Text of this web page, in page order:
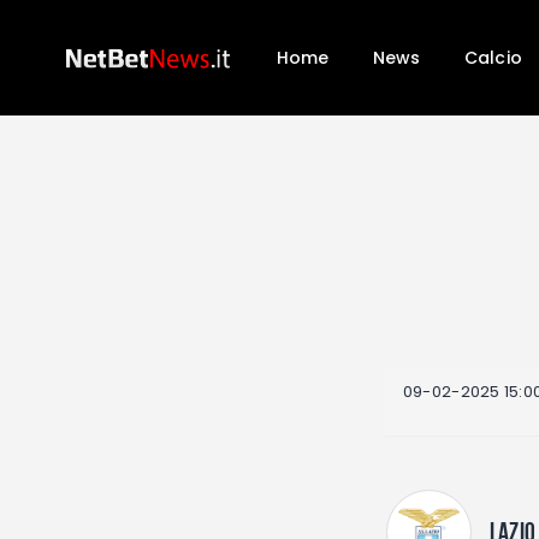
Home News Calcio
09-02-2025
LAZIO